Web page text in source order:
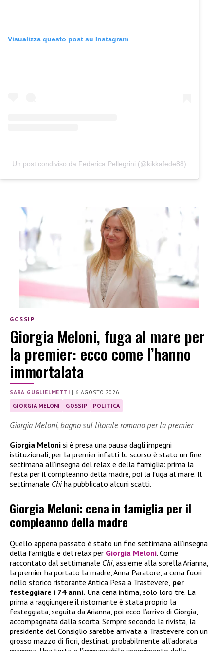
Visualizza questo post su Instagram
Un post condiviso da Federica Pellegrini (@kikkafede88)
GOSSIP
Giorgia Meloni, fuga al mare per
la premier: ecco come l’hanno
immortalata
SARA GUGLIELMETTI | 6 AGOSTO 2026
GIORGIA MELONI GOSSIP POLITICA
Giorgia Meloni, bagno sul litorale romano per la premier
Giorgia Meloni si è presa una pausa dagli impegni
istituzionali, per la premier infatti lo scorso è stato un fine
settimana all’insegna del relax e della famiglia: prima la
festa per il compleanno della madre, poi la fuga al mare. Il
settimanale Chiha pubblicato alcuni scatti.
Giorgia Meloni: cena in famiglia per il
compleanno della madre
Quello appena passato è stato un fine settimana all’insegna
della famiglia e del relax per Giorgia Meloni. Come
raccontato dal settimanale Chi, assieme alla sorella Arianna,
la premier ha portato la madre, Anna Paratore, a cena fuori
nello storico ristorante Antica Pesa a Trastevere, per
festeggiare i 74 anni. Una cena intima, solo loro tre. La
prima a raggiungere il ristornante è stata proprio la
festeggiata, seguita da Arianna, poi ecco l’arrivo di Giorgia,
accompagnata dalla scorta. Sempre secondo la rivista, la
presidente del Consiglio sarebbe arrivata a Trastevere con un
grosso mazzo di fiori, destinati probabilmente all’adorata